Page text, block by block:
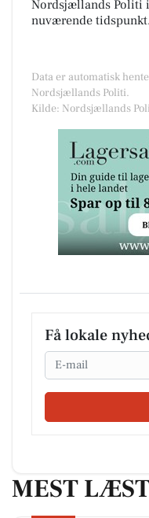
Nordsjællands Politi
nuværende tidspunkt.
Data er automatisk
Nordsjællands Politi.
Kilde: Nordsjællands
Få lokale
Email
MEST